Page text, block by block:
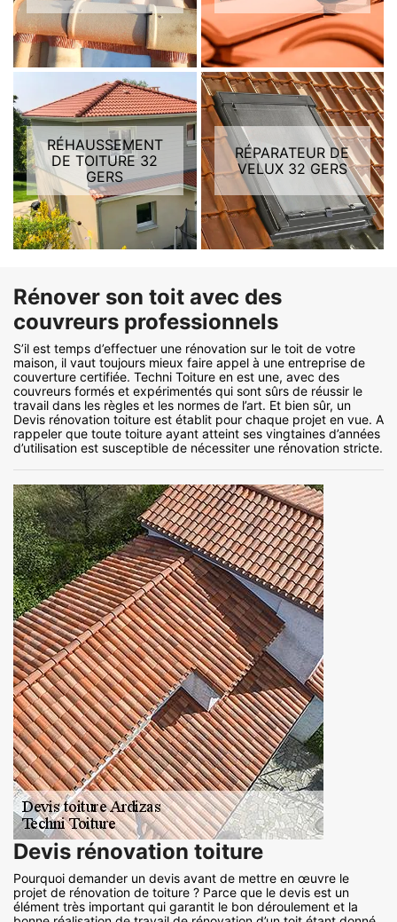
RÉHAUSSEMENT
DE TOITURE 32
GERS
RÉPARATEUR DE
VELUX 32 GERS
Rénover son toit avec des
couvreurs professionnels
S’il est temps d’effectuer une rénovation sur le toit de votre
maison, il vaut toujours mieux faire appel à une entreprise de
couverture certifiée. Techni Toiture en est une, avec des
couvreurs formés et expérimentés qui sont sûrs de réussir le
travail dans les règles et les normes de l’art. Et bien sûr, un
Devis rénovation toiture est établit pour chaque projet en vue. A
rappeler que toute toiture ayant atteint ses vingtaines d’années
d’utilisation est susceptible de nécessiter une rénovation stricte.
Devis rénovation toiture
Pourquoi demander un devis avant de mettre en œuvre le
projet de rénovation de toiture ? Parce que le devis est un
élément très important qui garantit le bon déroulement et la